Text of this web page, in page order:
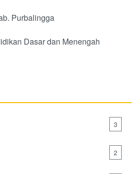
Purbalingga
Dasar dan Menengah
3
2